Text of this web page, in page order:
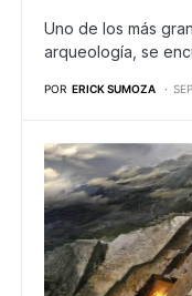
Uno de los más
arqueología, se
POR ERICK SUMOZA